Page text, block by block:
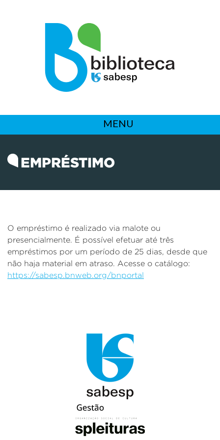
MENU
EMPRÉSTIMO
O empréstimo é realizado via malote ou
presencialmente. É possível efetuar até três
empréstimos por um período de 25 dias, desde que
não haja material em atraso. Acesse o catálogo:
https://sabesp.bnweb.org/bnportal